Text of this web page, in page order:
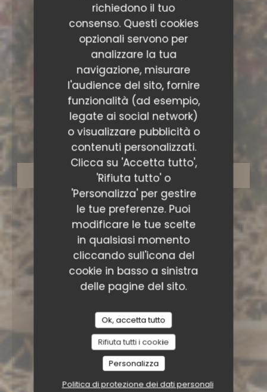
richiedono il tuo
consenso. Questi cookies
opzionali servono per
analizzare la tua
navigazione, misurare
l'audience del sito, fornire
funzionalità (ad esempio,
legate ai social network)
o visualizzare pubblicità o
contenuti personalizzati.
Clicca su 'Accetta tutto',
'Rifiuta tutto' o
'Personalizza' per gestire
le tue preferenze. Puoi
modificare le tue scelte
in qualsiasi momento
cliccando sull'icona del
cookie in basso a sinistra
delle pagine del sito.
Ok, accetta tutto
Rifiuta tutti i cookie
Personalizza
Politica di protezione dei dati personali
• TOURS
Maison Gloria Tours
PRENOTA